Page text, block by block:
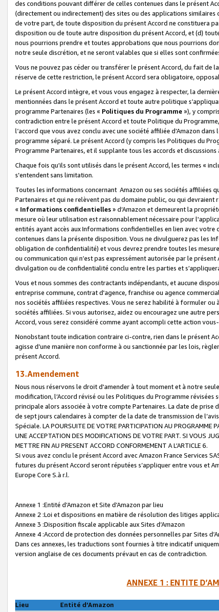
des conditions pouvant différer de celles contenues dans le présent
(directement ou indirectement) des sites ou des applications
de votre part, de toute disposition du présent Accord ne constituera
disposition ou de toute autre disposition du présent Accord, et (d)
nous pourrions prendre et toutes approbations que nous pourrions
notre seule discrétion, et ne seront valables que si elles sont
Vous ne pouvez pas céder ou transférer le présent Accord, du fait de
réserve de cette restriction, le présent Accord sera obligatoire,
Le présent Accord intègre, et vous vous engagez à respecter, la
mentionnées dans le présent Accord et toute autre politique
programme Partenaires (les « Politiques du Programme »), y
contradiction entre le présent Accord et toute Politique du
l’accord que vous avez conclu avec une société affiliée d’Amazon
programme séparé. Le présent Accord (y compris les Politiques du
Programme Partenaires, et il supplante tous les accords et discussions
Chaque fois qu’ils sont utilisés dans le présent Accord, les termes «
s'entendent sans limitation.
Toutes les informations concernant Amazon ou ses sociétés affiliées
Partenaires et qui ne relèvent pas du domaine public, ou qui
« Informations confidentielles» d’Amazon et demeurent la
mesure où leur utilisation est raisonnablement nécessaire pour
entités ayant accès aux Informations confidentielles en lien avec
contenues dans la présente disposition. Vous ne divulguerez pas les
obligation de confidentialité) et vous devrez prendre toutes les
ou communication qui n’est pas expressément autorisée par le
divulgation ou de confidentialité conclu entre les parties et
Vous et nous sommes des contractants indépendants, et aucune
entreprise commune, contrat d'agence, franchise ou agence
nos sociétés affiliées respectives. Vous ne serez habilité à formuler
sociétés affiliées. Si vous autorisez, aidez ou encouragez une autre
Accord, vous serez considéré comme ayant accompli cette action
Nonobstant toute indication contraire ci-contre, rien dans le présent
agisse d’une manière non conforme à ou sanctionnée par les lois,
présent Accord.
13.Amendement
Nous nous réservons le droit d'amender à tout moment et à notre
modification, l’Accord révisé ou les Politiques du Programme
principale alors associée à votre compte Partenaires. La date de
de sept jours calendaires à compter de la date de transmission de
Spéciale. LA POURSUITE DE VOTRE PARTICIPATION AU PROGRAMME
UNE ACCEPTATION DES MODIFICATIONS DE VOTRE PART. SI VOUS
METTRE FIN AU PRESENT ACCORD CONFORMEMENT A L’ARTICLE 6.
Si vous avez conclu le présent Accord avec Amazon France Services
futures du présent Accord seront réputées s’appliquer entre vous et
Europe Core S.à r.l.
Annexe 1 :Entité d’Amazon et Site d’Amazon par lieu
Annexe 2 :Loi et dispositions en matière de résolution des litiges
Annexe 3 :Disposition fiscale applicable aux Sites d’Amazon
Annexe 4 :Accord de protection des données personnelles par Sites
Dans ces annexes, les traductions sont fournies à titre indicatif
version anglaise de ces documents prévaut en cas de contradiction.
ANNEXE 1 : ENTITE
Lieu
Entité d’Amazon